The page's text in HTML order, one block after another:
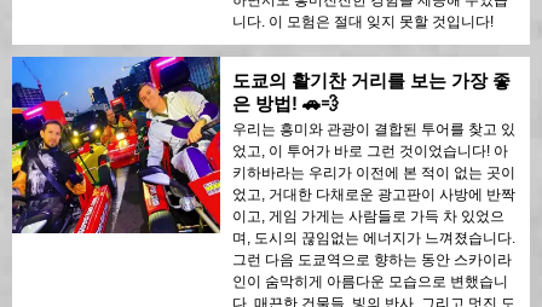
니다. 이 모험은 절대 잊지 못할 것입니다!
도쿄의 활기찬 거리를 보는 가장 좋
은 방법! 🚗💨
우리는 흥미와 관광이 결합된 투어를 찾고 있
었고, 이 투어가 바로 그런 것이었습니다! 아
키하바라는 우리가 이전에 본 적이 없는 곳이
었고, 거대한 다채로운 광고판이 사방에 반짝
이고, 게임 가게는 사람들로 가득 차 있었으
며, 도시의 끊임없는 에너지가 느껴졌습니다.
그런 다음 도쿄역으로 향하는 동안 스카이라
인이 숨막히게 아름다운 모습으로 변했습니